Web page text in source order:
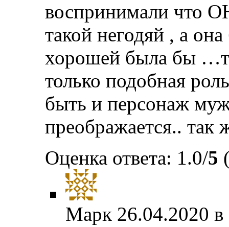
воспринимали
такой негодяй , а
хорошей была бы
только подобная
быть и персонаж
преображается.. так
Оценка ответа: 1.0/5
Марк 26.04.2020